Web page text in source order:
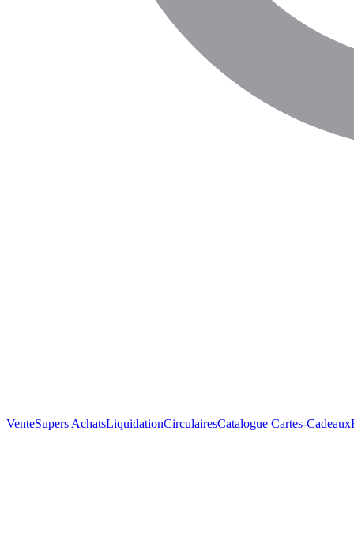
VenteSupers AchatsLiquidationCirculairesCatalogue Cartes-Cadeaux